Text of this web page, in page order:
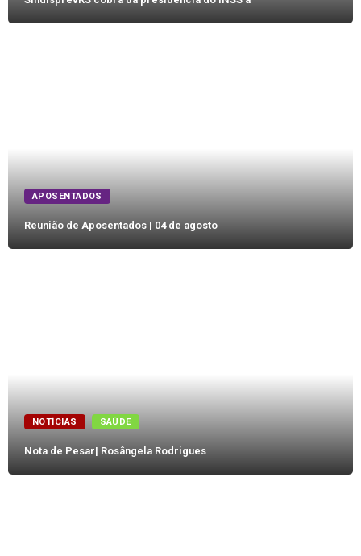
APOSENTADOS
Reunião de Aposentados | 04 de agosto
NOTÍCIAS SAÚDE
Nota de Pesar| Rosângela Rodrigues